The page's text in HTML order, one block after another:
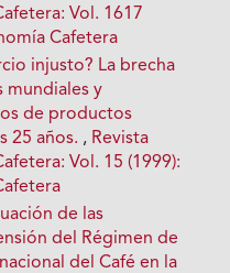
Vol. 1617
Cafetera
injusto? La brecha
mundiales y
de productos
25 años. , Revista
Vol. 15 (1999):
de las
del Régimen de
del Café en la